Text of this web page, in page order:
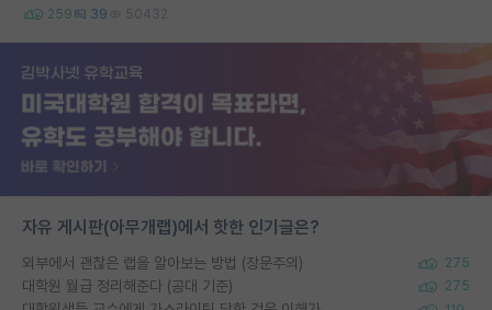
259 39 50432
자유 게시판(아무개랩)에서 핫한 인기글은?
외부에서 괜찮은 랩을 알아보는 방법 (장문주의) 275
대학원 월급 정리해준다 (공대 기준) 275